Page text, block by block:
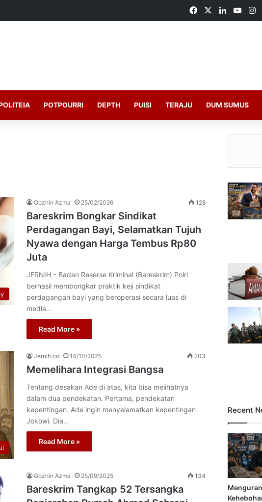
FacebookLinkedIn
POTPOURRI DEPTH PUISI TERAJU DUM SUMUS
Gozhin Azma 25/02/2026 128
Bareskrim Bongkar Sindikat
Perdagangan Bayi, Selamatkan Tujuh
Nyawa dengan Harga Tembus Rp80
Juta
JERNIH – Badan Reserse Kriminal (Bareskrim) Polri
berhasil membongkar praktik keji sindikat
perdagangan bayi yang beroperasi secara luas di
media…
Read More »
Jernih.co 14/10/2025 203
Memelihara Integrasi Bangsa
Tentang desakan Ade di atas, kita bisa melihatnya
dalam dua pendekatan. Pertama, pendekatan
kepentingan. Ade ingin menyelamatkan kepentingan
Jokowi. Dia…
Read More »
Gozhin Azma 25/09/2025 134
Bareskrim Tangkap 52 Tersangka
Recent